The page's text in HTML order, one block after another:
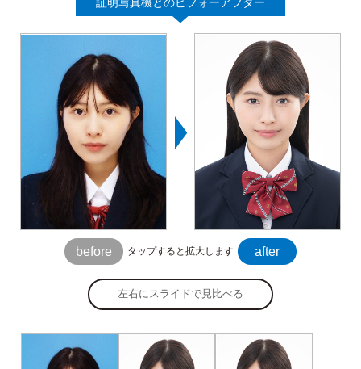
before after
タップすると拡大します
左右にスライドで見比べる